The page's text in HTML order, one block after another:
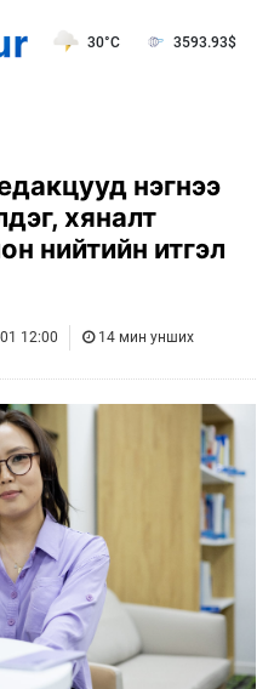
30°C 3593.93$
нэгнээ
хяналт
нийтийн итгэл
12:00 14 мин унших